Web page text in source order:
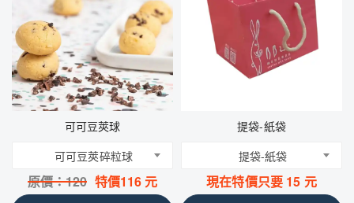
可可豆莢球
可可豆莢碎粒球
原價：120 特價116 元
提袋-紙袋
提袋-紙袋
現在特價只要 15 元